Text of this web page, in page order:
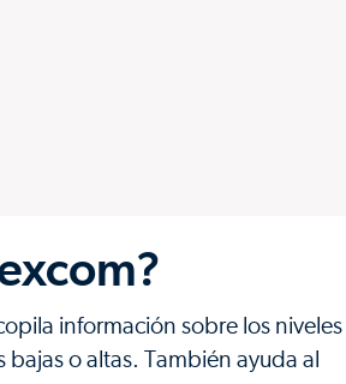
información sobre los niveles
o altas. También ayuda al